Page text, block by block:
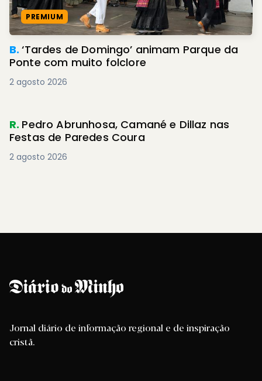
PREMIUM
B.‘Tardes de Domingo’ animam Parque da
Ponte com muito folclore
2 agosto 2026
R. Pedro Abrunhosa, Camané e Dillaz nas
Festas de Paredes Coura
2 agosto 2026
Jornal diário de informação regional e de inspiração
cristã.